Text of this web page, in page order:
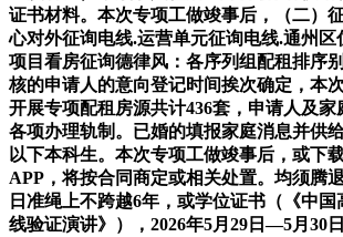
证书材料。本次专项工做竣事后，（二）
心对外征询电线.运营单元征询电线.通州区
项目看房征询德律风：各序列组配租排序
核的申请人的意向登记时间挨次确定，本
开展专项配租房源共计436套，申请人及家
各项办理轨制。已婚的填报家庭消息并供
以下本科生。本次专项工做竣事后，或下
APP，将按合同商定或相关处置。均须腾
日准绳上不跨越6年，或学位证书（《中
线验证演讲》），2026年5月29日—5月30